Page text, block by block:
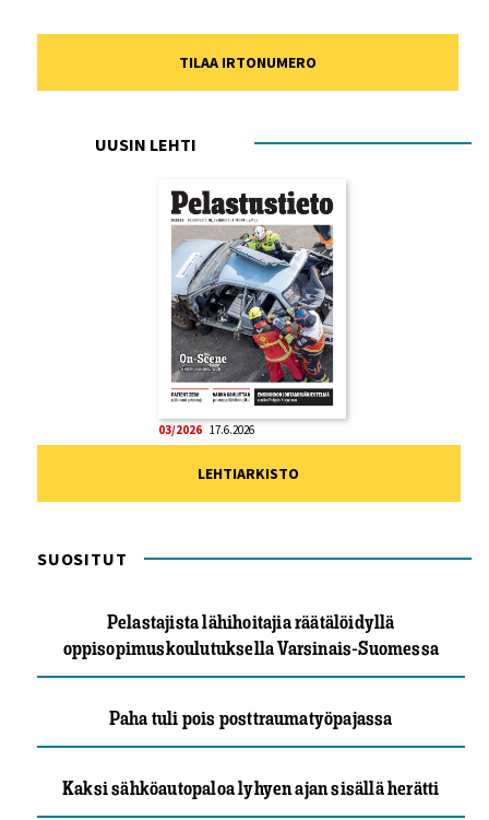
TILAA IRTONUMERO
UUSIN LEHTI
03/2026 17.6.2026
LEHTIARKISTO
SUOSITUT
Pelastajista lähihoitajia räätälöidyllä
oppisopimuskoulutuksella Varsinais-Suomessa
Paha tuli pois posttraumatyöpajassa
Kaksi sähköautopaloa lyhyen ajan sisällä herätti